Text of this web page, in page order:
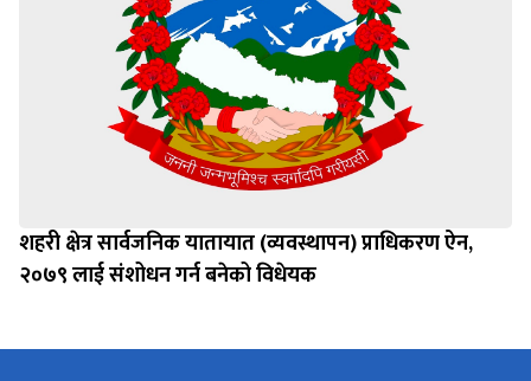
शहरी क्षेत्र सार्वजनिक यातायात (व्यवस्थापन) प्राधिकरण ऐन,
२०७९ लाई संशोधन गर्न बनेको विधेयक